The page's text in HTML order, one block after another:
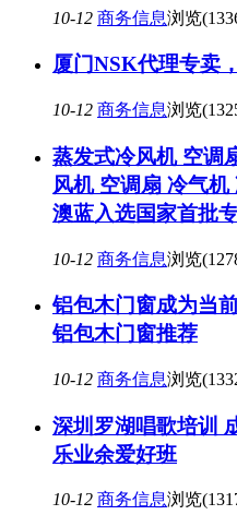
10-12 商务信息浏览
厦门NSK代理专卖
10-12 商务信息浏览
蒸发式冷风机 空调
风机 空调扇 冷气
澳蓝入选国家首批
10-12 商务信息浏览
铝包木门窗成为当
铝包木门窗推荐
10-12 商务信息浏览
深圳罗湖唱歌培训
乐业余爱好班
10-12 商务信息浏览